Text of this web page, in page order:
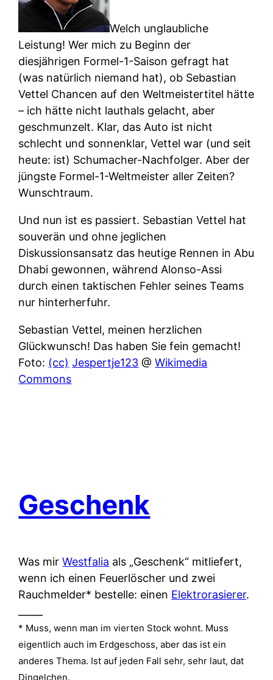
Welch unglaubliche
Leistung! Wer mich zu Beginn der
diesjährigen Formel-1-Saison gefragt hat
(was natürlich niemand hat), ob Sebastian
Vettel Chancen auf den Weltmeistertitel hätte
– ich hätte nicht lauthals gelacht, aber
geschmunzelt. Klar, das Auto ist nicht
schlecht und sonnenklar, Vettel war (und seit
heute: ist) Schumacher-Nachfolger. Aber der
jüngste Formel-1-Weltmeister aller Zeiten?
Wunschtraum.
Und nun ist es passiert. Sebastian Vettel hat
souverän und ohne jeglichen
Diskussionsansatz das heutige Rennen in Abu
Dhabi gewonnen, während Alonso-Assi
durch einen taktischen Fehler seines Teams
nur hinterherfuhr.
Sebastian Vettel, meinen herzlichen
Glückwunsch! Das haben Sie fein gemacht!
Foto: (cc) Jespertje123 @Wikimedia
Commons
Geschenk
Was mirWestfalia als „Geschenk“ mitliefert,
wenn ich einen Feuerlöscher und zwei
Rauchmelder* bestelle: einen Elektrorasierer.
* Muss, wenn man im vierten Stock wohnt. Muss
eigentlich auch im Erdgeschoss, aber das ist ein
anderes Thema. Ist auf jeden Fall sehr, sehr laut, dat
Dingelchen.